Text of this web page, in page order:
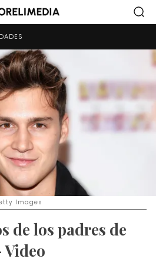
Images
de los padres de
Video